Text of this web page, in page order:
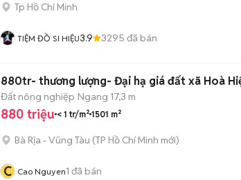
Tp Hồ Chí Minh
TIỆM ĐỒ SI HIỆU3.9 3295 đã bán
880tr- thương lượng- Đại hạ giá đất
Đất nông nghiệp Ngang 17,3 m
880 triệu < 1 tr/m² 1501 m²
Bà Rịa - Vũng Tàu (TP Hồ Chí Minh mới)
C Cao Nguyen1 đã bán